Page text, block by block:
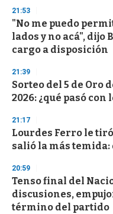
3
s
e
c
o
d
s
21:53
"No me puedo
lados y no acá", dijo
cargo a disposición
21:39
Sorteo del 5 de Oro
2026: ¿qué pasó con
21:17
Lourdes Ferro le tiró
salió la más
20:59
Tenso final del
discusiones,
término del partido